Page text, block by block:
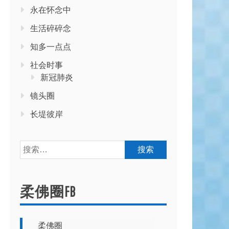
永在怀念中
生活碎碎念
知多一点点
社会时事
新冠肺炎
镜头圈
长堤彼岸
搜
索：
柔佛圈FB
柔佛圈